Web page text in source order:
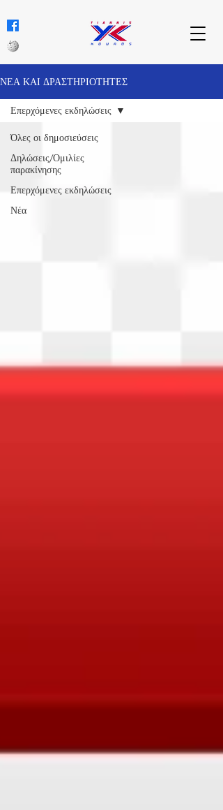
ΝΕΑ ΚΑΙ ΔΡΑΣΤΗΡΙΟΤΗΤΕΣ
Όλες οι δημοσιεύσεις
Δηλώσεις/Ομιλίες
παρακίνησης
Επερχόμενες εκδηλώσεις
Νέα
Επερχόμενες εκδηλώσεις